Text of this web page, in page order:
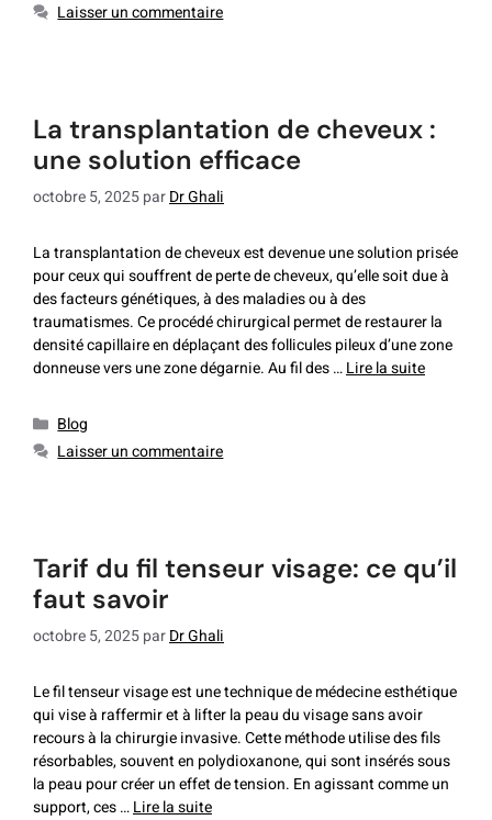
Laisser un commentaire
la transplantation de cheveux :
une solution efficace
octobre 5, 2025parDr Ghali
La transplantation de cheveux est devenue une solution prisée
pour ceux qui souffrent de perte de cheveux, qu’elle soit due à
des facteurs génétiques, à des maladies ou à des
traumatismes. Ce procédé chirurgical permet de restaurer la
densité capillaire en déplaçant des follicules pileux d’une zone
donneuse vers une zone dégarnie. Au fil des …Lire la suite
Blog
Laisser un commentaire
tarif du fil tenseur visage: ce qu’il
faut savoir
octobre 5, 2025parDr Ghali
Le fil tenseur visage est une technique de médecine esthétique
qui vise à raffermir et à lifter la peau du visage sans avoir
recours à la chirurgie invasive. Cette méthode utilise des fils
résorbables, souvent en polydioxanone, qui sont insérés sous
la peau pour créer un effet de tension. En agissant comme un
support, ces …Lire la suite